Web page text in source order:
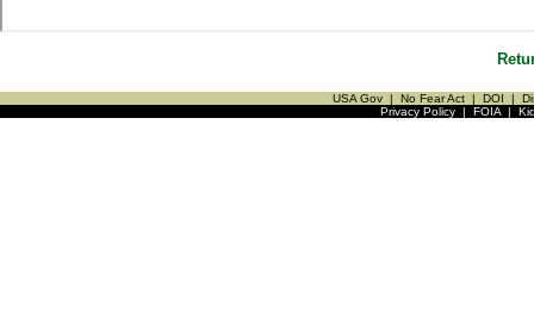
USA Gov | No Fear Act | DOI |
Privacy Policy| FOIA|